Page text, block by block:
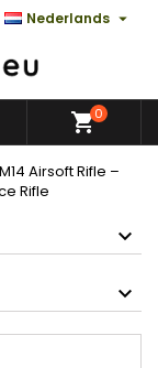
Nederlands 
0
M14 Airsoft Rifle –
Rifle